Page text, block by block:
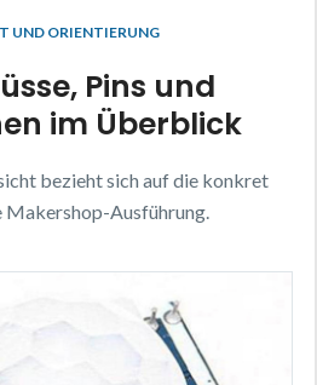
UND ORIENTIERUNG
Pins und
im Überblick
bezieht sich auf die konkret
Ausführung.